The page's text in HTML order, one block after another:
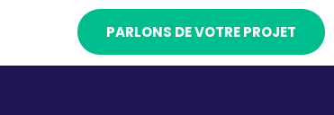
PARLONS DE VOTRE PROJET